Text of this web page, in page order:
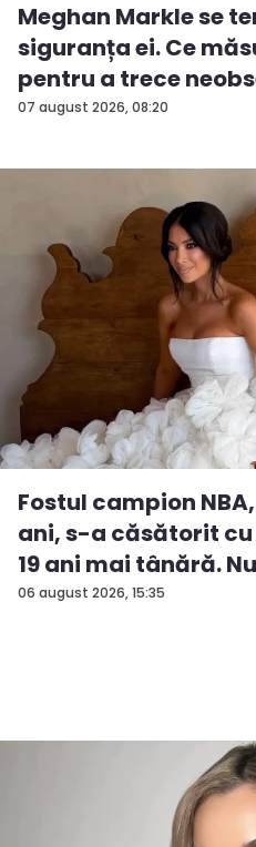
07 august 2026, 08:20
Meghan Markle se
siguranța ei. Ce
pentru a trece
06 august 2026, 15:35
Fostul campion
ani, s-a căsătorit
19 ani mai tânără.